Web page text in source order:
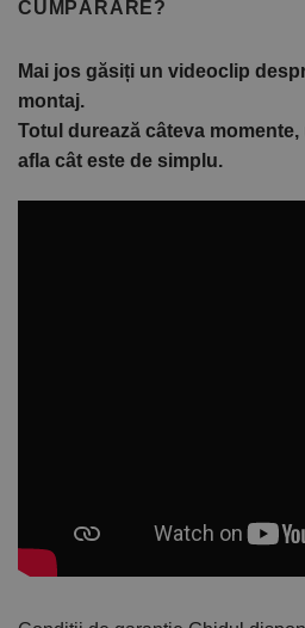
CUMPĂRARE?
Mai jos găsiți un videoclip
montaj.
Totul durează câteva
afla cât este de simplu.